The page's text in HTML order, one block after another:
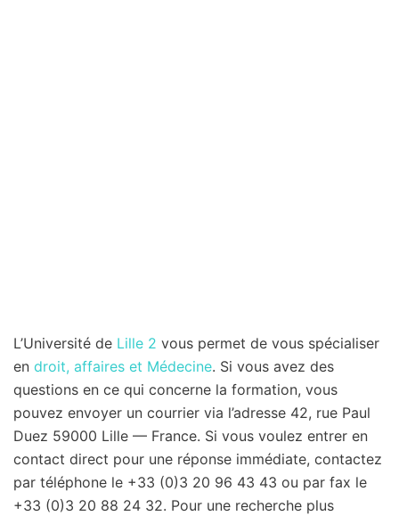
L’Université de Lille 2 vous permet de vous spécialiser
en droit, affaires et Médecine. Si vous avez des
questions en ce qui concerne la formation, vous
pouvez envoyer un courrier via l’adresse 42, rue Paul
Duez 59000 Lille — France. Si vous voulez entrer en
contact direct pour une réponse immédiate, contactez
par téléphone le +33 (0)3 20 96 43 43 ou par fax le
+33 (0)3 20 88 24 32. Pour une recherche plus